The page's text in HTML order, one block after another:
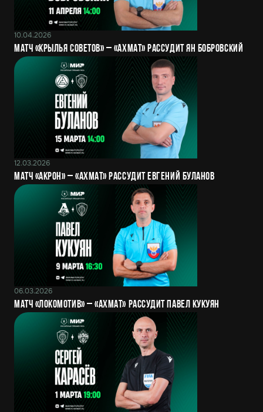
10.04.2026
Матч «Крылья Советов» – «Ахмат» рассудит Ян Бобровский
12.03.2026
Матч «Акрон» – «Ахмат» рассудит Евгений Буланов
06.03.2026
Матч «Локомотив» – «Ахмат» рассудит Павел Кукуян